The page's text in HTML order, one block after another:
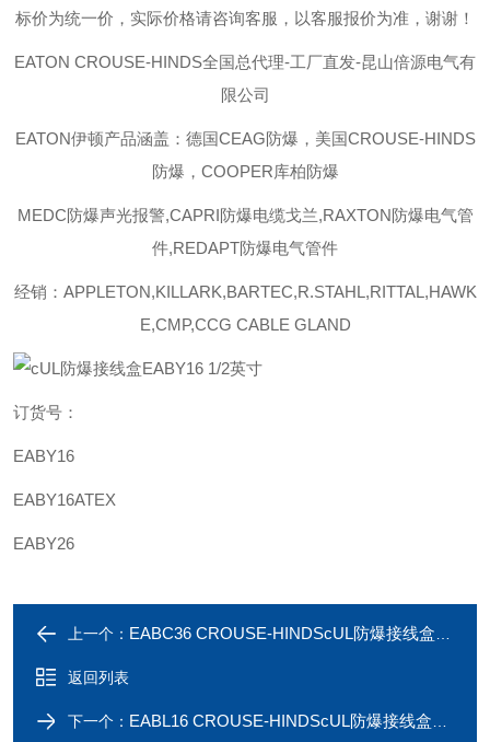
标价为统一价，实际价格请咨询客服，以客服报价为准，谢谢！
EATON CROUSE-HINDS全国总代理-工厂直发-昆山倍源电气有
限公司
EATON伊顿产品涵盖：德国CEAG防爆，美国CROUSE-HINDS
防爆，COOPER库柏防爆
MEDC防爆声光报警,CAPRI防爆电缆戈兰,RAXTON防爆电气管
件,REDAPT防爆电气管件
经销：APPLETON,KILLARK,BARTEC,R.STAHL,RITTAL,HAWK
E,CMP,CCG CABLE GLAND
订货号：
EABY16
EABY16ATEX
EABY26
上一个： EABC36 CROUSE-HINDScUL防爆接线盒EABC36SA 1英寸
返回列表
下一个： EABL16 CROUSE-HINDScUL防爆接线盒EABL16SA 1/2英寸